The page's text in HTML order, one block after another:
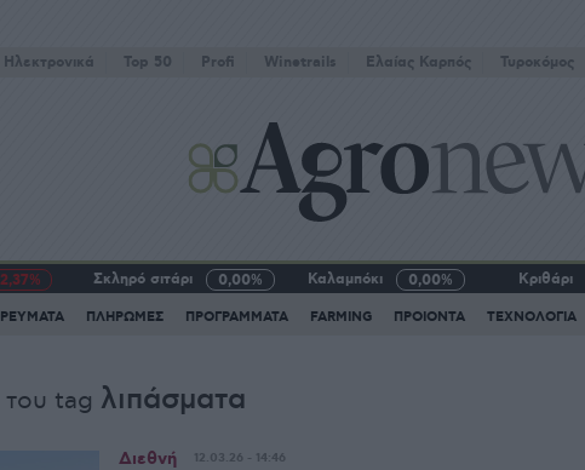
Top 50 Profi Winetrails Eλαίας Καρπός Τυροκόμος
Σκληρό σιτάρι 0,00% Καλαμπόκι 0,00% Κριθάρι
ΠΛΗΡΩΜΕΣ ΠΡΟΓΡΑΜΜΑΤΑ FARMING ΠΡΟΙΟΝΤΑ ΤΕΧΝΟΛΟΓΙΑ
tag λιπάσματα
Διεθνή 12.03.26 - 14:46